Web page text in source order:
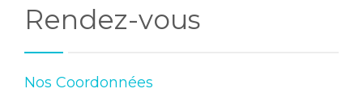
Rendez-vous
Nos Coordonnées